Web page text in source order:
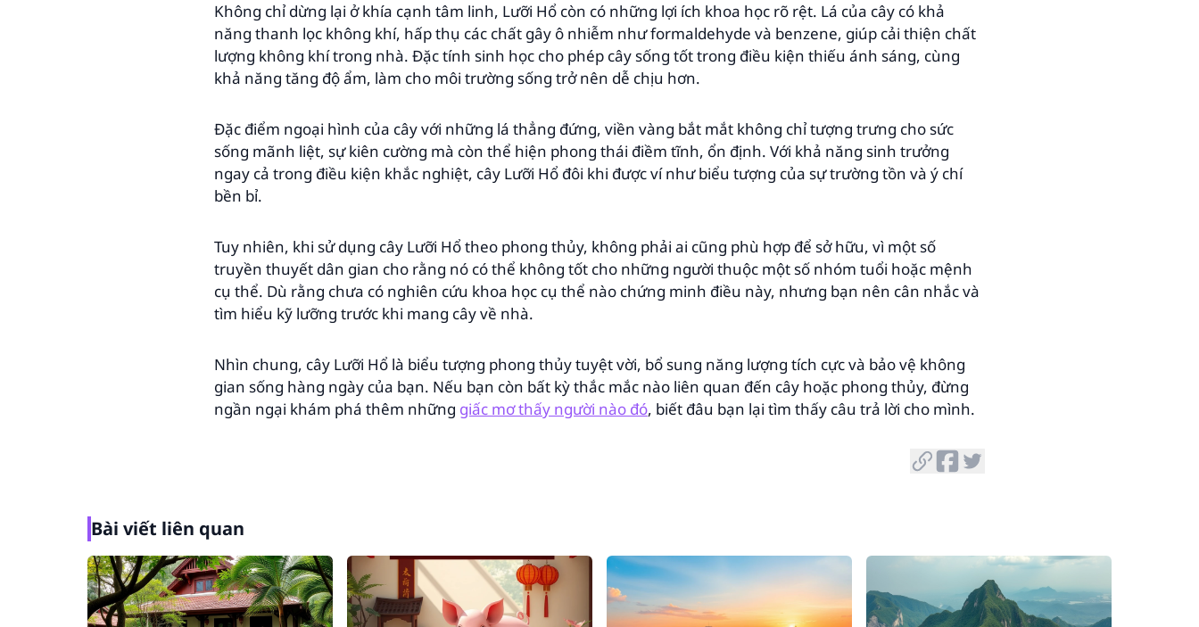
Không chỉ dừng lại ở khía cạnh tâm linh, Lưỡi Hổ còn có những lợi ích khoa học rõ rệt. Lá của cây có khả
năng thanh lọc không khí, hấp thụ các chất gây ô nhiễm như formaldehyde và benzene, giúp cải thiện chất
lượng không khí trong nhà. Đặc tính sinh học cho phép cây sống tốt trong điều kiện thiếu ánh sáng, cùng
khả năng tăng độ ẩm, làm cho môi trường sống trở nên dễ chịu hơn.
Đặc điểm ngoại hình của cây với những lá thẳng đứng, viền vàng bắt mắt không chỉ tượng trưng cho sức
sống mãnh liệt, sự kiên cường mà còn thể hiện phong thái điềm tĩnh, ổn định. Với khả năng sinh trưởng
ngay cả trong điều kiện khắc nghiệt, cây Lưỡi Hổ đôi khi được ví như biểu tượng của sự trường tồn và ý chí
bền bỉ.
Tuy nhiên, khi sử dụng cây Lưỡi Hổ theo phong thủy, không phải ai cũng phù hợp để sở hữu, vì một số
truyền thuyết dân gian cho rằng nó có thể không tốt cho những người thuộc một số nhóm tuổi hoặc mệnh
cụ thể. Dù rằng chưa có nghiên cứu khoa học cụ thể nào chứng minh điều này, nhưng bạn nên cân nhắc và
tìm hiểu kỹ lưỡng trước khi mang cây về nhà.
Nhìn chung, cây Lưỡi Hổ là biểu tượng phong thủy tuyệt vời, bổ sung năng lượng tích cực và bảo vệ không
gian sống hàng ngày của bạn. Nếu bạn còn bất kỳ thắc mắc nào liên quan đến cây hoặc phong thủy, đừng
ngần ngại khám phá thêm những giấc mơ thấy người nào đó, biết đâu bạn lại tìm thấy câu trả lời cho mình.
Bài viết liên quan